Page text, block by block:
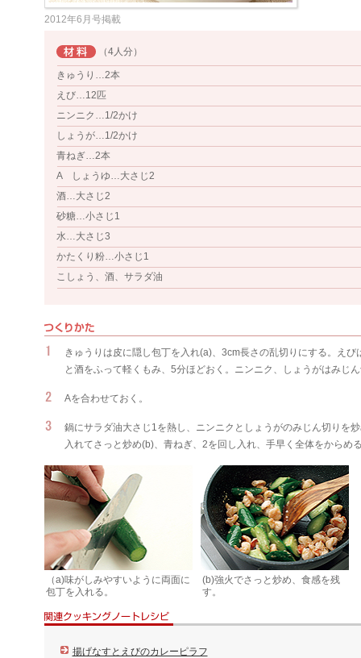
2012年6月号掲載
（4人分）
きゅうり…2本
えび…12匹
ニンニク…1/2かけ
しょうが…1/2かけ
青ねぎ…2本
A しょうゆ…大さじ2
酒…大さじ2
砂糖…小さじ1
水…大さじ3
かたくり粉…小さじ1
こしょう、酒、サラダ油
きゅうりは皮に隠し包丁を入れ(a)、3cm長さの乱切りにする。え
と酒をふって軽くもみ、5分ほどおく。ニンニク、しょうがはみじ
Aを合わせておく。
鍋にサラダ油大さじ1を熱し、ニンニクとしょうがのみじん切りを
入れてさっと炒め(b)、青ねぎ、2を回し入れ、手早く全体をからめ
（a)味がしみやすいように両面に
包丁を入れる。
(b)強火でさっと炒め、食感を残
す。
揚げなすとえびのカレーピラフ